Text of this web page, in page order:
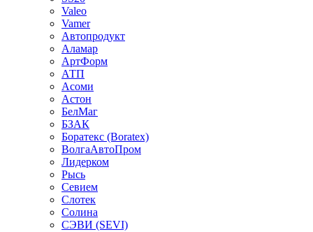
Valeo
Vamer
Автопродукт
Аламар
АртФорм
АТП
Асоми
Астон
БелМаг
БЗАК
Боратекс (Boratex)
ВолгаАвтоПром
Лидерком
Рысь
Севием
Слотек
Солина
СЭВИ (SEVI)